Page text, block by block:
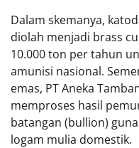
Dalam skemanya,
diolah menjadi brass
10.000 ton per tahun
amunisi nasional.
emas, PT Aneka
memproses hasil
batangan (bullion)
logam mulia domestik.